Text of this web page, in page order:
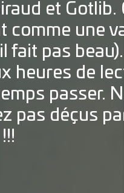
et
comme une
fait pas
heures de
passer.
pas déçus